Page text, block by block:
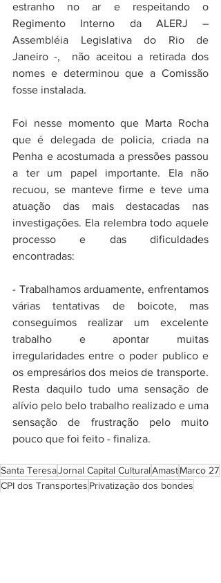
estranho no ar e respeitando o
Regimento Interno da ALERJ –
Assembléia Legislativa do Rio de
Janeiro -,  não aceitou a retirada dos
nomes e determinou que a Comissão
fosse instalada.
Foi nesse momento que Marta Rocha
que é delegada de policia, criada na
Penha e acostumada a pressões passou
a ter um papel importante. Ela não
recuou, se manteve firme e teve uma
atuação das mais destacadas nas
investigações. Ela relembra todo aquele
processo e das dificuldades
encontradas:
- Trabalhamos arduamente, enfrentamos
várias tentativas de boicote, mas
conseguimos realizar um excelente
trabalho e apontar muitas
irregularidades entre o poder publico e
os empresários dos meios de transporte.
Resta daquilo tudo uma sensação de
alívio pelo belo trabalho realizado e uma
sensação de frustração pelo muito
pouco que foi feito - finaliza.
Santa TeresaJornal Capital CulturalAmastMarco 27
CPI dos Transportes Privatização dos bondes